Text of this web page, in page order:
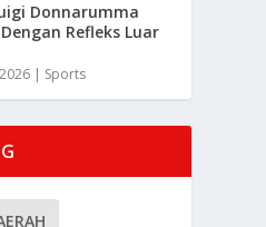
Donnarumma
Refleks Luar
| Sports